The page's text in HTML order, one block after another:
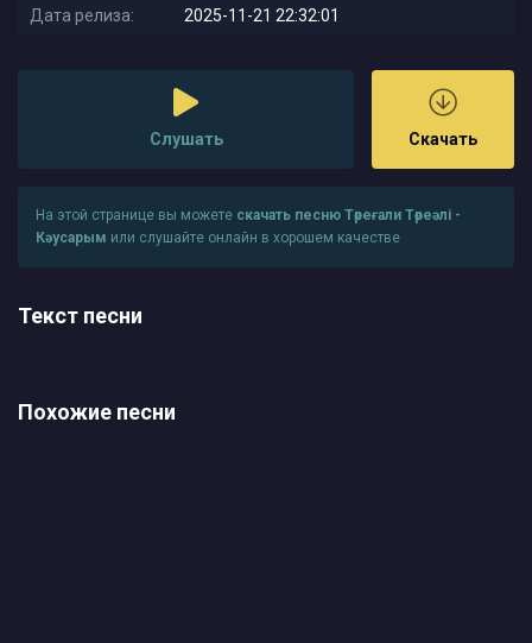
Дата релиза:
2025-11-21 22:32:01
Слушать Скачать
На этой странице вы можете скачать песню Төреғали Төреәлі -
Кәусарым или слушайте онлайн в хорошем качестве
Текст песни
Похожие песни